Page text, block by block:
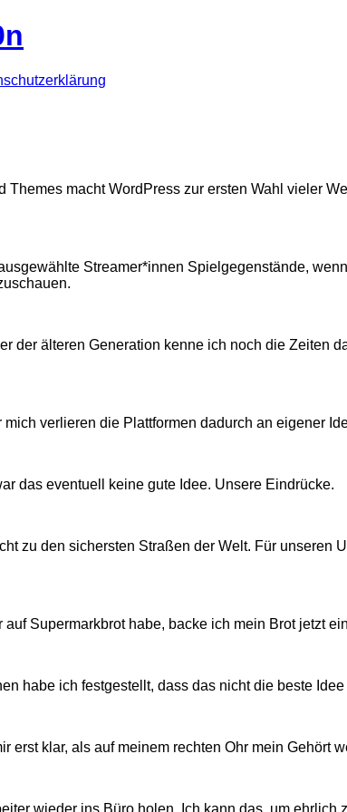
macht WordPress zur ersten Wahl vieler
Streamer*innen Spielgegenstände,
älteren Generation kenne ich noch die Zeiten
verlieren die Plattformen dadurch an eigener
das eventuell keine gute Idee. Unsere Eindrücke.
zu den sichersten Straßen der Welt. Für unseren
Supermarkbrot habe, backe ich mein Brot jetzt
habe ich festgestellt, dass das nicht die beste Idee
klar, als auf meinem rechten Ohr mein Gehört
wieder ins Büro holen. Ich kann das, um ehrlich